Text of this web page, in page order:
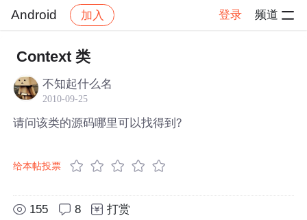
Android 加入 登录 频道
社区 Android
Context 类
不知起什么名
2010-09-25
请问该类的源码哪里可以找得到?
给本帖投票
155 8 打赏